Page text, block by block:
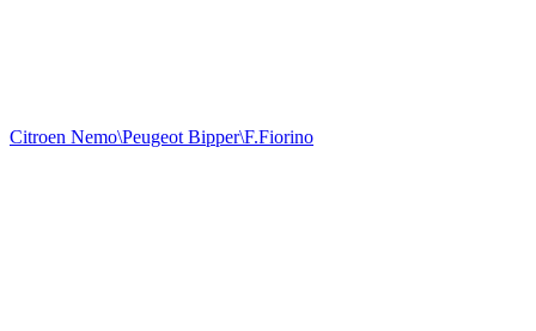
Citroen Nemo\Peugeot Bipper\F.Fiorino